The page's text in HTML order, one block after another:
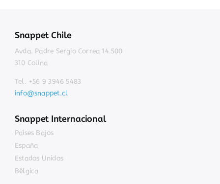
Snappet Chile
Avda. Padre Sergio Correa 14.500
310 Colina
Tel. +56 9 3946 5483
info@snappet.cl
Snappet Internacional
Países Bajos
España
Estados Unidos
Bélgica